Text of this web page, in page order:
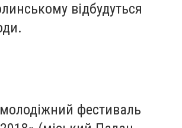
відбудуться
фестиваль